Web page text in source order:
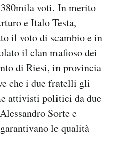
voti. In merito
e Italo Testa,
il voto di scambio e in
il clan mafioso dei
di Riesi, in provincia
che i due fratelli gli
attivisti politici da due
Sorte e
le qualità